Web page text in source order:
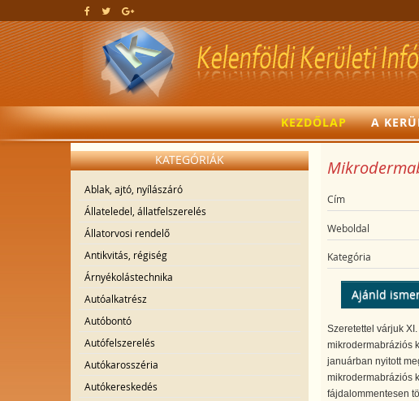
KEZDŐLAP A
KATEGÓRIÁK
Ablak, ajtó, nyílászáró
Állateledel, állatfelszerelés
Állatorvosi rendelő
Antikvitás, régiség
Árnyékolástechnika
Autóalkatrész
Autóbontó
Autófelszerelés
Autókarosszéria
Autókereskedés
Cím
Weboldal
Kategória
Ajánld
Szeretettel várjuk
mikrodermabráziós
januárban nyitott
mikrodermabráziós
fájdalommentesen